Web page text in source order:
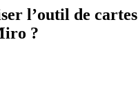
l’outil de cartes
?